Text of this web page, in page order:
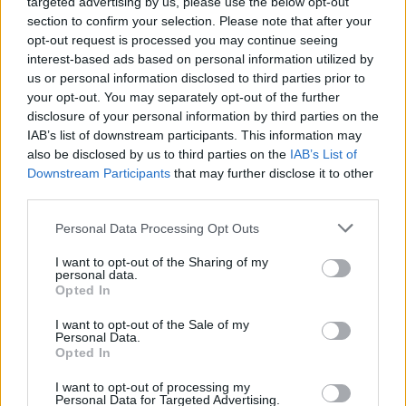
section to confirm your selection. Please note that after your
opt-out request is processed you may continue seeing
interest-based ads based on personal information utilized by
us or personal information disclosed to third parties prior to
your opt-out. You may separately opt-out of the further
disclosure of your personal information by third parties on the
IAB’s list of downstream participants. This information may
also be disclosed by us to third parties on the IAB’s List of
Downstream Participants that may further disclose it to other
Please note that this website/app uses one or more Google
not limited to your visit or usage behaviour. You may click to
grant or deny consent to Google and its third-party tags to
use your data for below specified purposes in below Google
consent section.
Personal Data Processing Opt Outs
I want to opt-out of the Sharing of my
personal data.
Opted In
I want to opt-out of the Sale of my
Personal Data.
Opted In
I want to opt-out of processing my
Personal Data for Targeted Advertising.